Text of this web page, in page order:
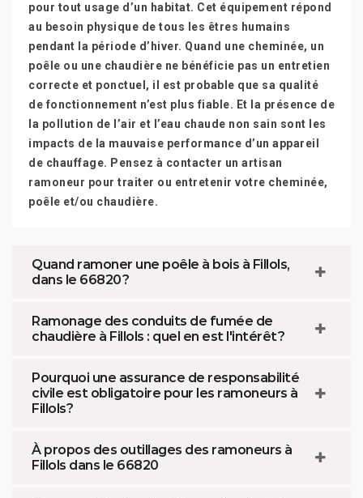
pour tout usage d’un habitat. Cet équipement répond
au besoin physique de tous les êtres humains
pendant la période d’hiver. Quand une cheminée, un
poêle ou une chaudière ne bénéficie pas un entretien
correcte et ponctuel, il est probable que sa qualité
de fonctionnement n’est plus fiable. Et la présence de
la pollution de l’air et l’eau chaude non sain sont les
impacts de la mauvaise performance d’un appareil
de chauffage. Pensez à contacter un artisan
ramoneur pour traiter ou entretenir votre cheminée,
poêle et/ou chaudière.
Quand ramoner une poêle à bois à Fillols,
dans le 66820 ?
Ramonage des conduits de fumée de
chaudière à Fillols : quel en est l'intérêt ?
Pourquoi une assurance de responsabilité
civile est obligatoire pour les ramoneurs à
Fillols?
À propos des outillages des ramoneurs à
Fillols dans le 66820